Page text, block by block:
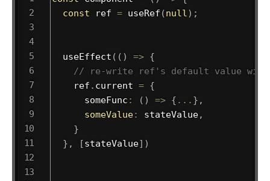
const ref = useRef (null) ;
useEffect ( ( ) => {
// re-write ref's default value with
    ref
. current = {
someFunc : ( ) => { ... } ,
someValue: stateValue,
}
} , [stateValue] )